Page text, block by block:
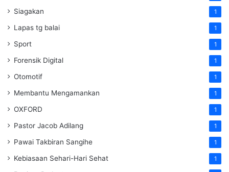
Siagakan 1
Lapas tg balai 1
Sport 1
Forensik Digital 1
Otomotif 1
Membantu Mengamankan 1
OXFORD 1
Pastor Jacob Adilang 1
Pawai Takbiran Sangihe 1
Kebiasaan Sehari-Hari Sehat 1